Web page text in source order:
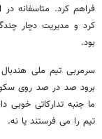
فراهم کرد. متاسفانه
کرد و مدیریت دچار
بود.
سرمربی تیم ملی هندبال
برود صد در صد روی سکو
ما جنبه تدارکاتی
تیم را می فرستند یا نه.